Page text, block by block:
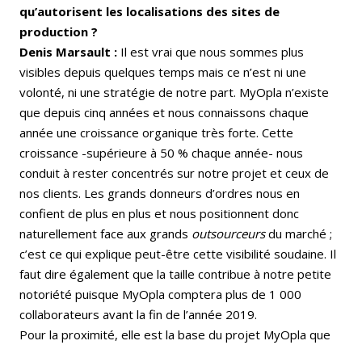
qu’autorisent les localisations des sites de
production ?
Denis Marsault : Il est vrai que nous sommes plus
visibles depuis quelques temps mais ce n’est ni une
volonté, ni une stratégie de notre part. MyOpla n’existe
que depuis cinq années et nous connaissons chaque
année une croissance organique très forte. Cette
croissance -supérieure à 50 % chaque année- nous
conduit à rester concentrés sur notre projet et ceux de
nos clients. Les grands donneurs d’ordres nous en
confient de plus en plus et nous positionnent donc
naturellement face aux grands outsourceursdu marché ;
c’est ce qui explique peut-être cette visibilité soudaine. Il
faut dire également que la taille contribue à notre petite
notoriété puisque MyOpla comptera plus de 1 000
collaborateurs avant la fin de l’année 2019.
Pour la proximité, elle est la base du projet MyOpla que